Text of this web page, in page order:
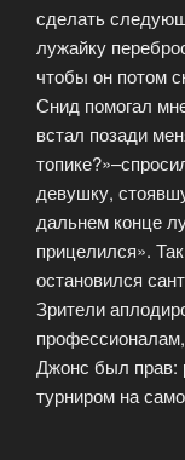
сделать
лужайку
чтобы он потом
Снид помогал
встал позади
девушку,
дальнем конце
прицелился».
остановился
Зрители
Джонс был прав:
турниром на